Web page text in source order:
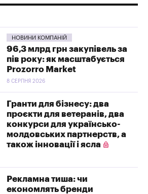
НОВИНИ КОМПАНІЙ
96,3 млрд грн закупівель за
пів року: як масштабується
Prozorro Market
8 СЕРПНЯ 2026
Гранти для бізнесу: два
проєкти для ветеранів, два
конкурси для українсько-
молдовських партнерств, а
також інновації і ясла
Рекламна тиша: чи
економлять бренди